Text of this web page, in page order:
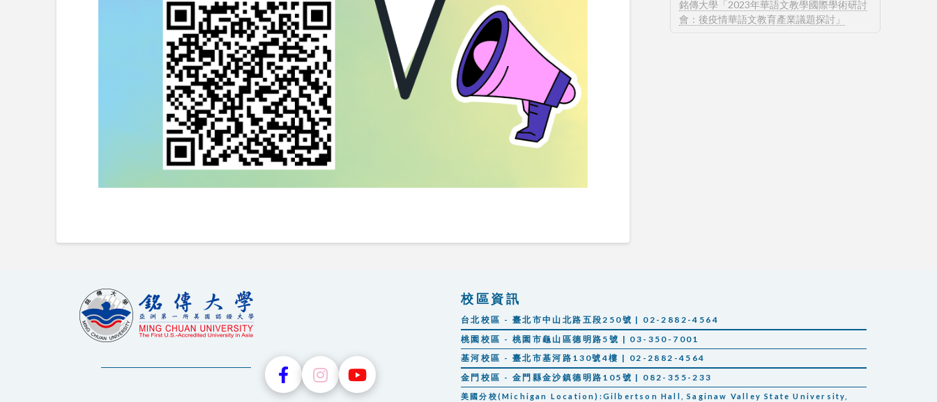
銘傳大學「2023年華語文教學國際學術研討
會：後疫情華語文教育產業議題探討」
校區資訊
台北校區 - 臺北市中山北路五段250號 | 02-2882-4564
桃園校區 - 桃園市龜山區德明路5號 | 03-350-7001
基河校區 - 臺北市基河路130號4樓 | 02-2882-4564
金門校區 - 金門縣金沙鎮德明路105號 | 082-355-233
美國分校(Michigan Location):Gilbertson Hall, Saginaw Valley State University,